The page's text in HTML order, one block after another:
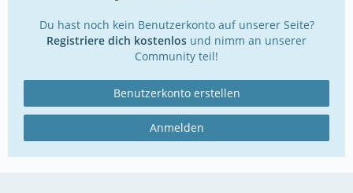
Du hast noch kein Benutzerkonto auf unserer Seite?
Registriere dich kostenlos und nimm an unserer
Community teil!
Benutzerkonto erstellen
Anmelden